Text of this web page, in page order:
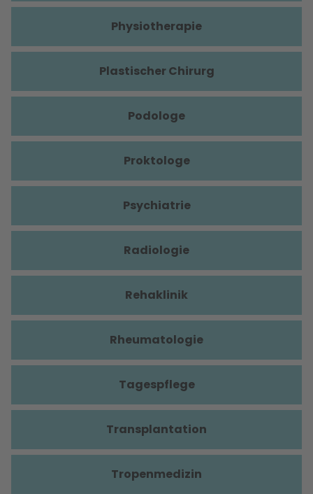
Physiotherapie
Plastischer Chirurg
Podologe
Proktologe
Psychiatrie
Radiologie
Rehaklinik
Rheumatologie
Tagespflege
Transplantation
Tropenmedizin